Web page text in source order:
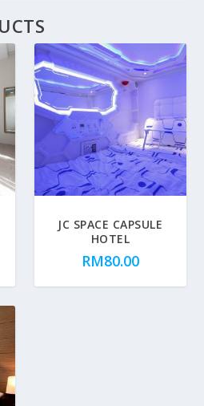
JC SPACE CAPSULE
HOTEL
RM80.00